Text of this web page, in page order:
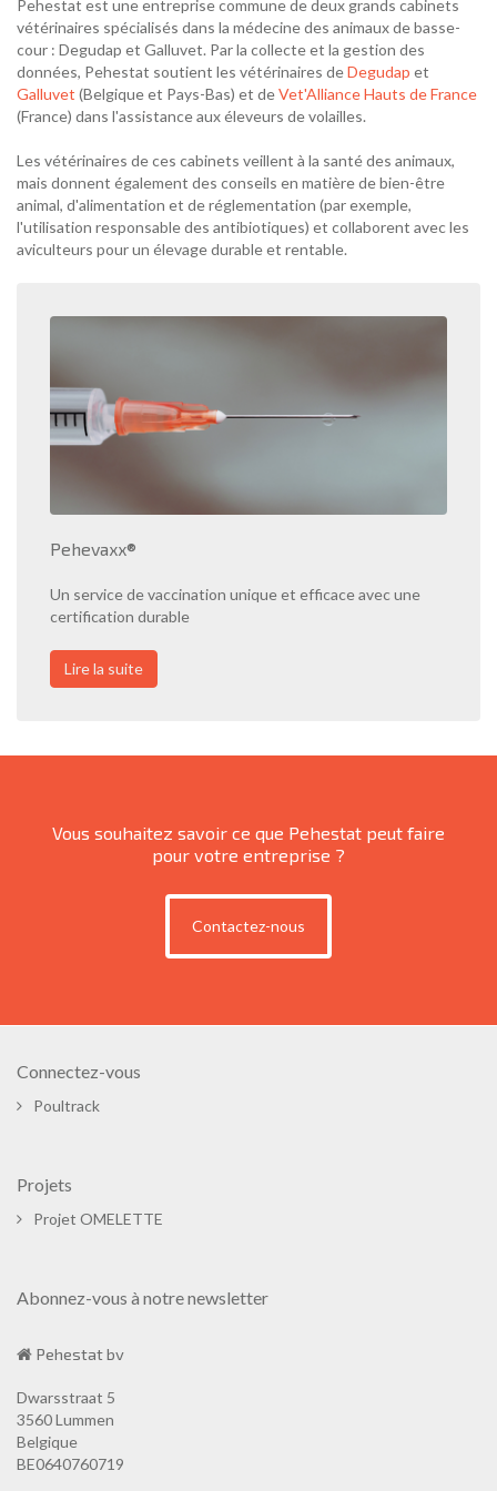
Pehestat est une entreprise commune de deux grands cabinets
vétérinaires spécialisés dans la médecine des animaux de basse-
cour : Degudap et Galluvet. Par la collecte et la gestion des
données, Pehestat soutient les vétérinaires deDegudap et
Galluvet (Belgique et Pays-Bas) et deVet'Alliance Hauts de France
(France) dans l'assistance aux éleveurs de volailles.
Les vétérinaires de ces cabinets veillent à la santé des animaux,
mais donnent également des conseils en matière de bien-être
animal, d'alimentation et de réglementation (par exemple,
l'utilisation responsable des antibiotiques) et collaborent avec les
aviculteurs pour un élevage durable et rentable.
Pehevaxx®
Un service de vaccination unique et efficace avec une
certification durable
Lire la suite
Vous souhaitez savoir ce que Pehestat peut faire
pour votre entreprise ?
Contactez-nous
Connectez-vous
Poultrack
Projets
Projet OMELETTE
Abonnez-vous à notre newsletter
Pehestat bv
Dwarsstraat 5
3560 Lummen
Belgique
BE0640760719